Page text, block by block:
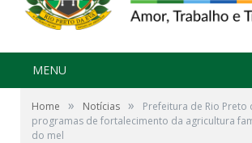
MENU
Home » Notícias »
Prefeitura de Rio Preto
programas de fortalecimento da agricultura
do mel